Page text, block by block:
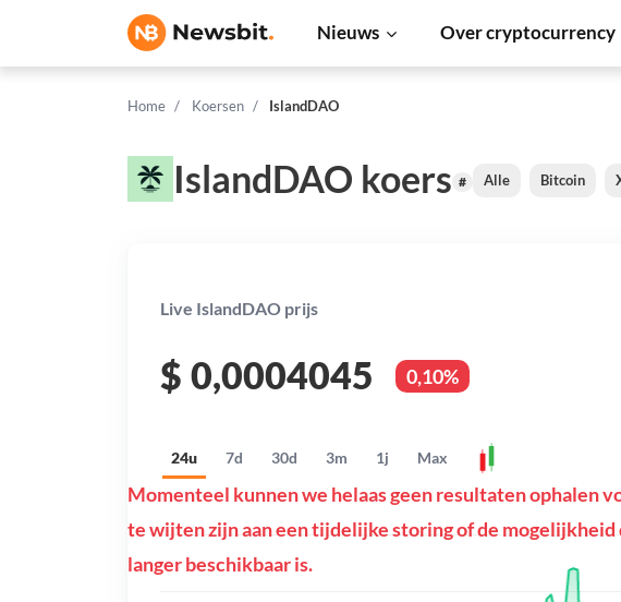
Nieuws Over cryptocurrency
Home Koersen IslandDAO
IslandDAO koers # Alle Bitcoin
Live IslandDAO prijs
$ 0,0004045 0,10%
24u 7d 30d 3m 1j Max
Momenteel kunnen we helaas geen resultaten ophalen
te wijten zijn aan een tijdelijke storing of de
langer beschikbaar is.